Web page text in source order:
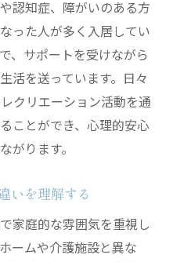
グループホームの配慮
あるにみる日常の工夫
ールと退去リスクに注
月ルールとは何かを解
ホーム退去リスクを
される事例と防ぐ工
認知症、障がいのある方
った人が多く入居してい
、サポートを受けながら
活を送っています。日々
クリエーション活動を通
ことができ、心理的安心
がります。
いを理解する
家庭的な雰囲気を重視し
ームや介護施設と異な